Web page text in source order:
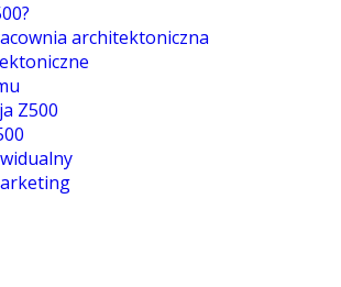
architektoniczna
Z500